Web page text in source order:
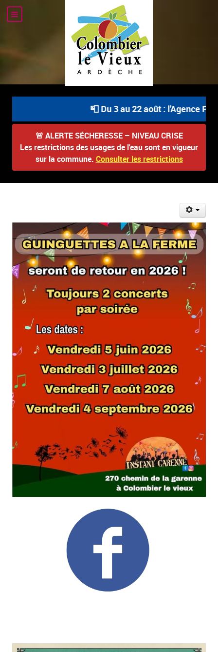
📮 Du 3 au 22 août : l'Agence
🚨 ALERTE SÉCHERESSE – NIVEAU CRISE
Les restrictions des usages de l'eau sont en vigueur
sur la commune. Consulter les restrictions